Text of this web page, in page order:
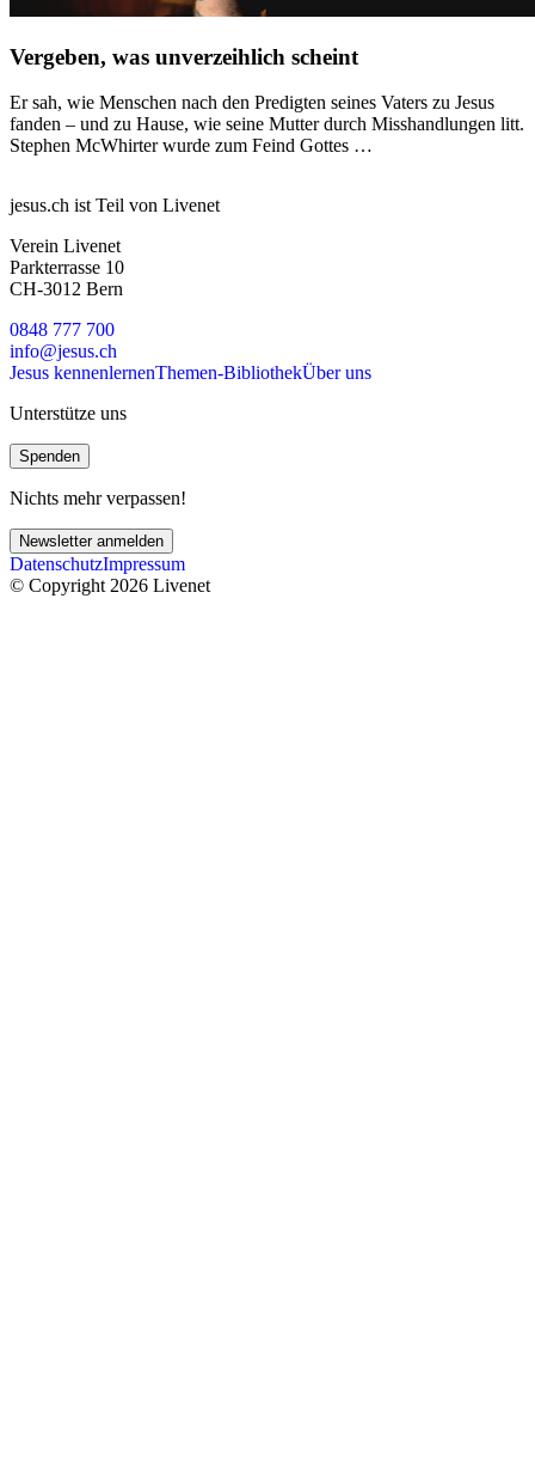
Vergeben, was unverzeihlich scheint
Er sah, wie Menschen nach den Predigten seines Vaters zu Jesus
fanden – und zu Hause, wie seine Mutter durch Misshandlungen litt.
Stephen McWhirter wurde zum Feind Gottes …
jesus.ch ist Teil von Livenet
Verein Livenet
Parkterrasse 10
CH-3012 Bern
0848 777 700
info@jesus.ch
Jesus kennenlernenThemen-BibliothekÜber uns
Unterstütze uns
Spenden
Nichts mehr verpassen!
Newsletter anmelden
DatenschutzImpressum
© Copyright 2026 Livenet